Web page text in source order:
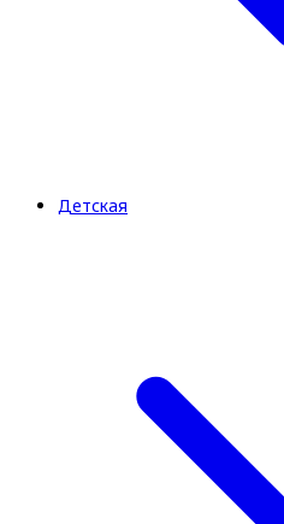
Детская